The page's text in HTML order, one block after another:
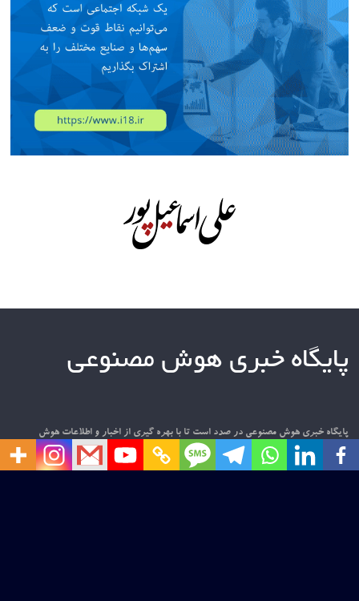
پایگاه خبری هوش مصنوعی
پایگاه خبری هوش مصنوعی در صدد است تا با بهره گیری از اخبار و اطلاعات هوش
مصنوعی در سطح بین المللی و داخلی، فضایی مناسب برای تعامل فعالان و علاقه مندان به
این حوزه را فراهم نماید. امیدواریم این قدم کوچک، آغازی باشد برای گامی بزرگ در